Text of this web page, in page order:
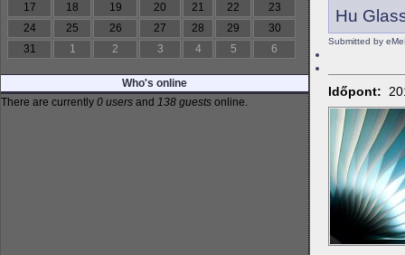
17
18 19 20 21 22
23
24
25 26 27 28 29
30
31
1 2 3 4 5 6
Who's online
There are currently 0 users and 138 guests online.
Hu
Submitted by
Időpont: